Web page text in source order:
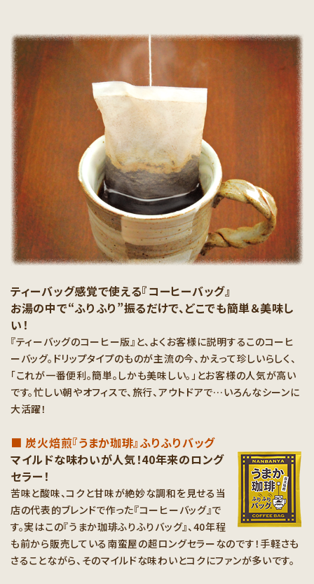
ティーバッグ感覚で使える『コーヒーバッグ』
お湯の中で“ふりふり”振るだけで、どこでも簡単＆美味し
い！
『ティーバッグのコーヒー版』と、よくお客様に説明するこのコーヒ
ーバッグ。ドリップタイプのものが主流の今、かえって珍しいらしく、
「これが一番便利。簡単。しかも美味しい。」とお客様の人気が高い
です。忙しい朝やオフィスで、旅行、アウトドアで…いろんなシーンに
大活躍！
■ 炭火焙煎『うまか珈琲』ふりふりバッグ
マイルドな味わいが人気！40年来のロング
セラー！
苦味と酸味、コクと甘味が絶妙な調和を見せる当
店の代表的ブレンドで作った『コーヒーバッグ』で
す。実はこの『うまか珈琲ふりふりバッグ』、40年程
も前から販売している南蛮屋の超ロングセラーなのです！手軽さも
さることながら、そのマイルドな味わいとコクにファンが多いです。